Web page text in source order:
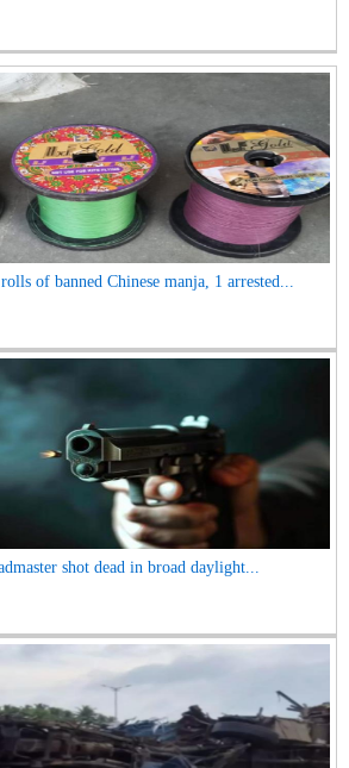
of banned Chinese manja, 1 arrested...
shot dead in broad daylight...